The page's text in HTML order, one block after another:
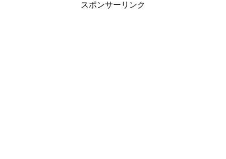
スポンサーリンク